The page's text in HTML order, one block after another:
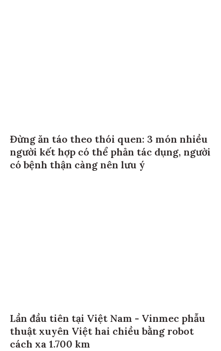
Đừng ăn táo theo thói quen: 3 món nhiều
người kết hợp có thể phản tác dụng, người
có bệnh thận càng nên lưu ý
Lần đầu tiên tại Việt Nam - Vinmec phẫu
thuật xuyên Việt hai chiều bằng robot
cách xa 1.700 km